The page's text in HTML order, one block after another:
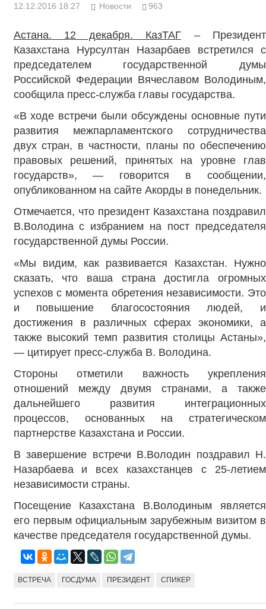
12.12.2016 18:27 Новости 963
Астана. 12 декабря. КазТАГ – Президент
Казахстана Нурсултан Назарбаев встретился с
председателем государственной думы
Российской Федерации Вячеславом Володиным,
сообщила пресс-служба главы государства.
«В ходе встречи были обсуждены основные пути
развития межпарламентского сотрудничества
двух стран, в частности, планы по обеспечению
правовых решений, принятых на уровне глав
государств», — говорится в сообщении,
опубликованном на сайте Акорды в понедельник.
Отмечается, что президент Казахстана поздравил
В.Володина с избранием на пост председателя
государственной думы России.
«Мы видим, как развивается Казахстан. Нужно
сказать, что ваша страна достигла огромных
успехов с момента обретения независимости. Это
и повышение благосостояния людей, и
достижения в различных сферах экономики, а
также высокий темп развития столицы Астаны»,
— цитирует пресс-служба В. Володина.
Стороны отметили важность укрепления
отношений между двумя странами, а также
дальнейшего развития интеграционных
процессов, основанных на стратегическом
партнерстве Казахстана и России.
В завершение встречи В.Володин поздравил Н.
Назарбаева и всех казахстанцев с 25-летием
независимости страны.
Посещение Казахстана В.Володиным является
его первым официальным зарубежным визитом в
качестве председателя государственной думы.
ВСТРЕЧА ГОСДУМА ПРЕЗИДЕНТ СПИКЕР